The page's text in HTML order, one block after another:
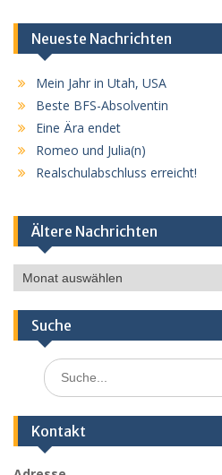
Neueste Nachrichten
Mein Jahr in Utah, USA
Beste BFS-Absolventin
Eine Ära endet
Romeo und Julia(n)
Realschulabschluss erreicht!
Ältere Nachrichten
Ältere
Nachrichten
Suche
Search
for:
Kontakt